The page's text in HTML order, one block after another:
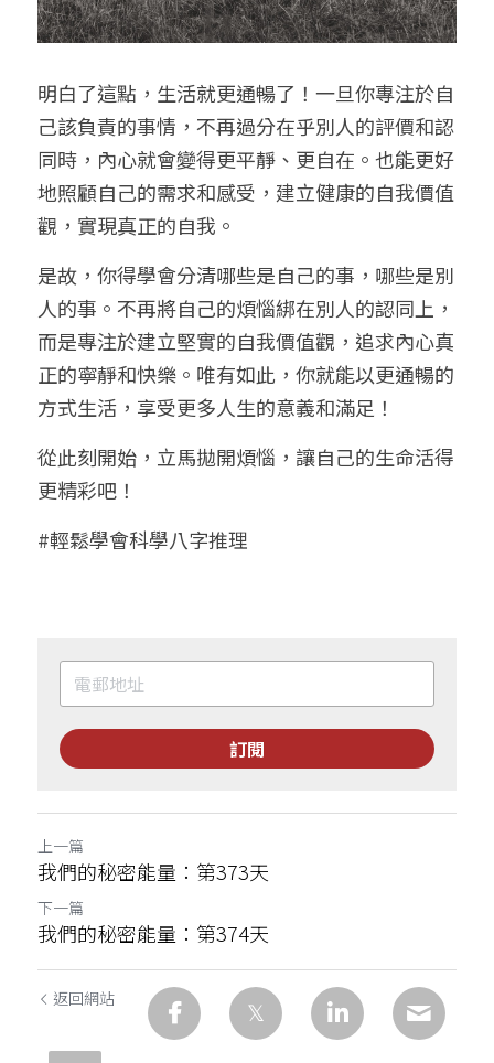
明白了這點，生活就更通暢了！一旦你專注於自
己該負責的事情，不再過分在乎別人的評價和認
同時，內心就會變得更平靜、更自在。也能更好
地照顧自己的需求和感受，建立健康的自我價值
觀，實現真正的自我。
是故，你得學會分清哪些是自己的事，哪些是別
人的事。不再將自己的煩惱綁在別人的認同上，
而是專注於建立堅實的自我價值觀，追求內心真
正的寧靜和快樂。唯有如此，你就能以更通暢的
方式生活，享受更多人生的意義和滿足！
從此刻開始，立馬拋開煩惱，讓自己的生命活得
更精彩吧！
#輕鬆學會科學八字推理
訂閱
上一篇
我們的秘密能量：第373天
下一篇
我們的秘密能量：第374天
返回網站